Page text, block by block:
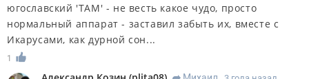
югославский 'TAM' - не весть какое чудо, просто
нормальный аппарат - заставил забыть их, вместе с
Икарусами, как дурной сон...
1